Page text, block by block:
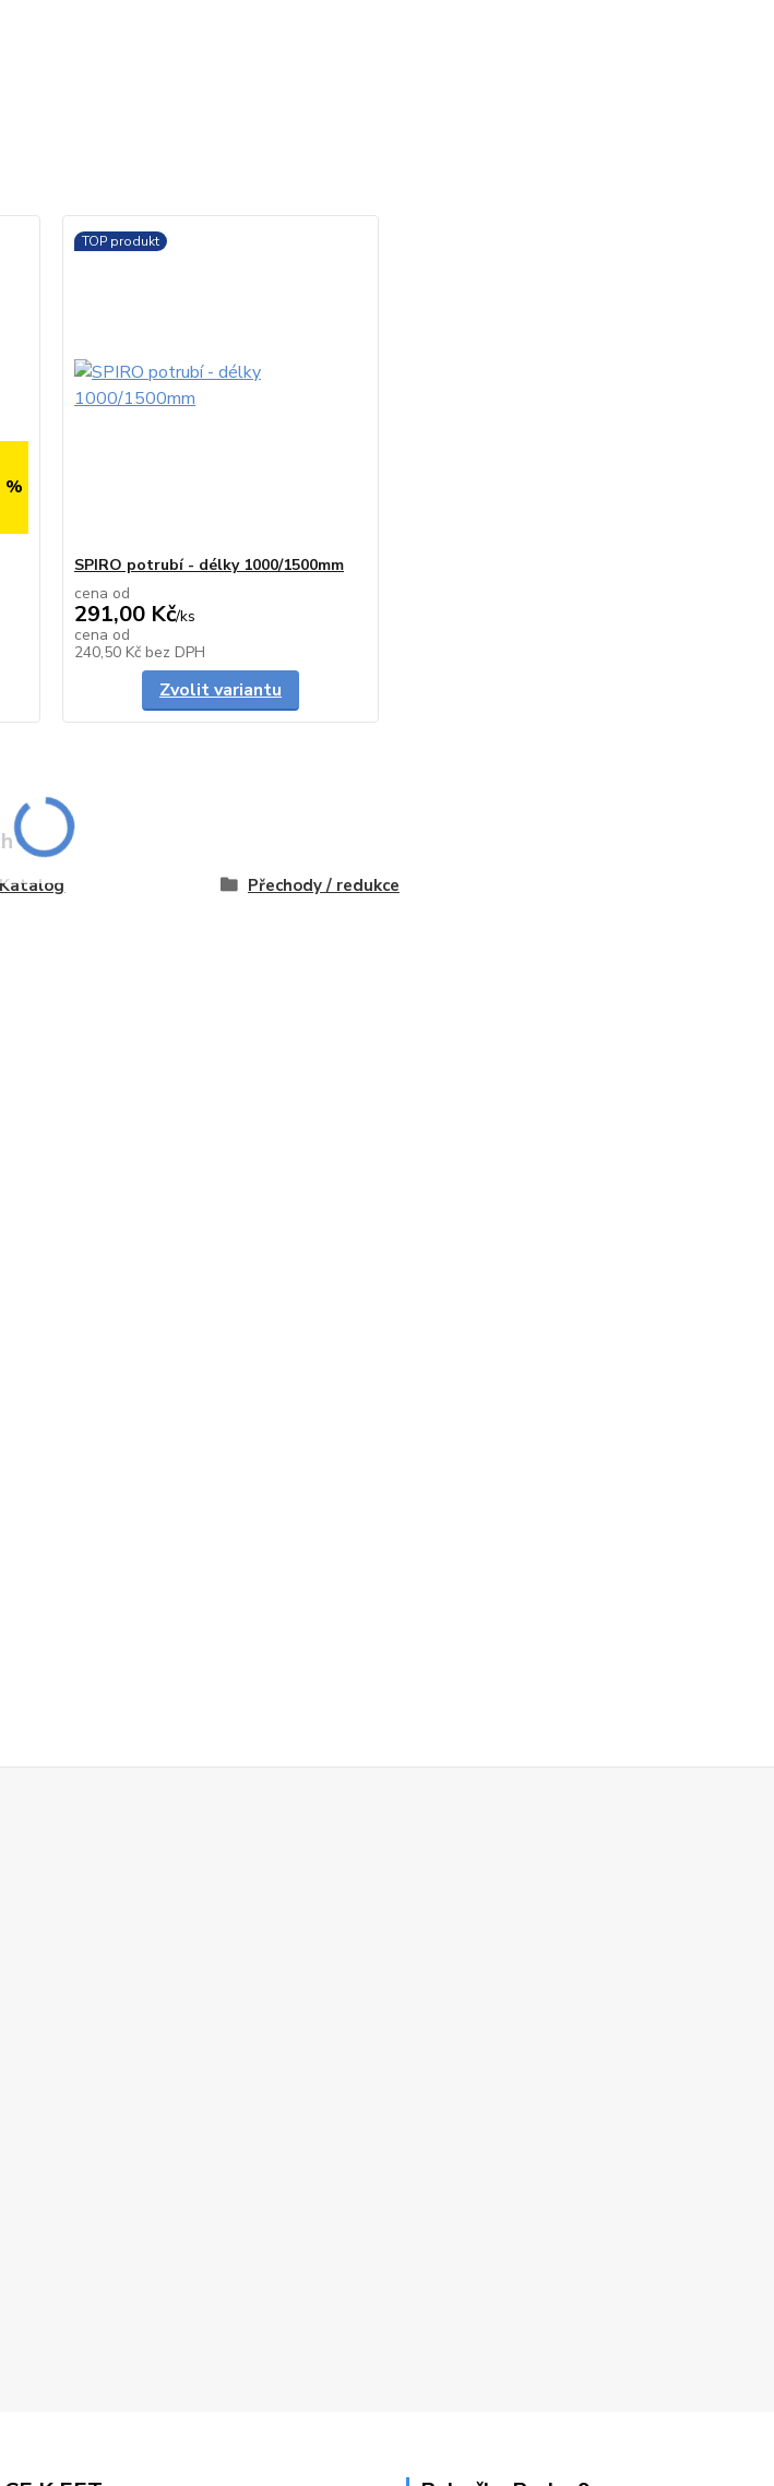
%
TOP produkt
SPIRO potrubí - délky 1000/1500mm
cena od
291,00 Kč/ks
cena od
240,50 Kč bez DPH
Zvolit variantu
Katalog Přechody / redukce